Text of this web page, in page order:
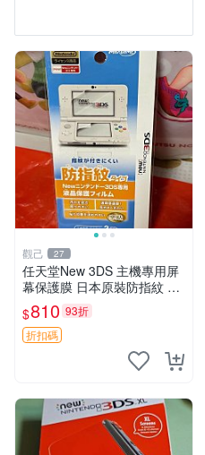
觀己 27
任天堂New 3DS 主機專用屏
幕保護膜 日本原裝防指紋 新
品未拆封 全新日本製保護膜
全螢幕防刮防指紋 屏保貼膜
$810 93折
折扣碼